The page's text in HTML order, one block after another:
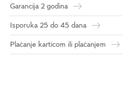
Garancija 2 godina
Isporuka 25 do 45 dana
Plaćanje karticom ili plaćanjem